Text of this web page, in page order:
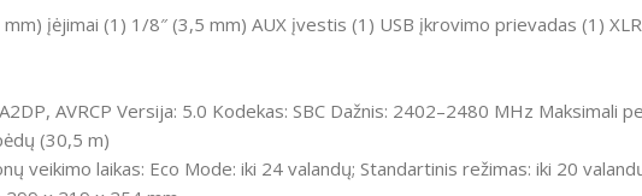
įėjimai (1) 1/8″ (3,5 mm) AUX įvestis (1) USB įkrovimo prievadas (1)
AVRCP Versija: 5.0 Kodekas: SBC Dažnis: 2402–2480 MHz Maksimali
(30,5 m)
veikimo laikas: Eco Mode: iki 24 valandų; Standartinis režimas: iki 20